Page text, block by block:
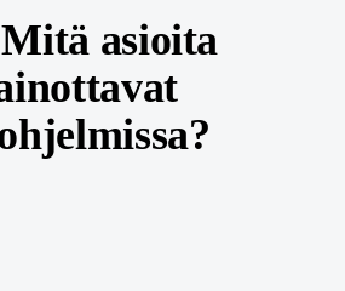
asioita